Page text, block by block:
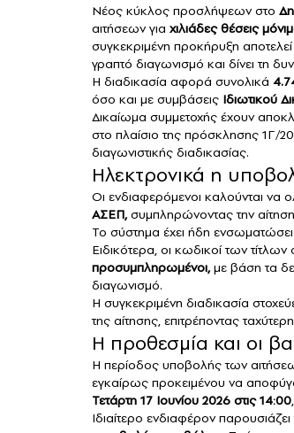
Νέος κύκλος προσλήψεων στο
αιτήσεων για χιλιάδες θέσεις
συγκεκριμένη προκήρυξη
γραπτό διαγωνισμό και δίνει τη
Η διαδικασία αφορά συνολικά
όσο και με συμβάσεις Ιδιωτικού
Δικαίωμα συμμετοχής έχουν
στο πλαίσιο της πρόσκλησης 1Γ/
διαγωνιστικής διαδικασίας.
Ηλεκτρονικά η
Οι ενδιαφερόμενοι καλούνται να
ΑΣΕΠ,συμπληρώνοντας την αίτηση
Το σύστημα έχει ήδη
Ειδικότερα, οι κωδικοί των
προσυμπληρωμένοι,με βάση τα
διαγωνισμό.
Η συγκεκριμένη διαδικασία
της αίτησης, επιτρέποντας
Η προθεσμία και οι
Η περίοδος υποβολής των
εγκαίρως προκειμένου να
Τετάρτη 17 Ιουνίου 2026 στις 14:00
Ιδιαίτερο ενδιαφέρον